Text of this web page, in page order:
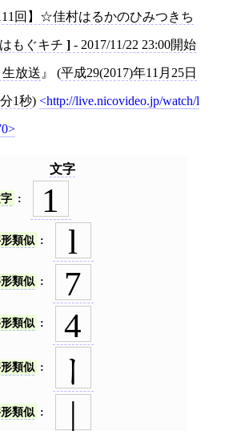
回】☆佳村はるかのひみつきち
もぐキチ ] - 2017/11/22 23:00開始
放送 (平成29(2017)年11月25日
1秒) http://live.nicovideo.jp/watch/l
文字
1
類似 l
類似 7
類似 4
類似 ー
類似 |